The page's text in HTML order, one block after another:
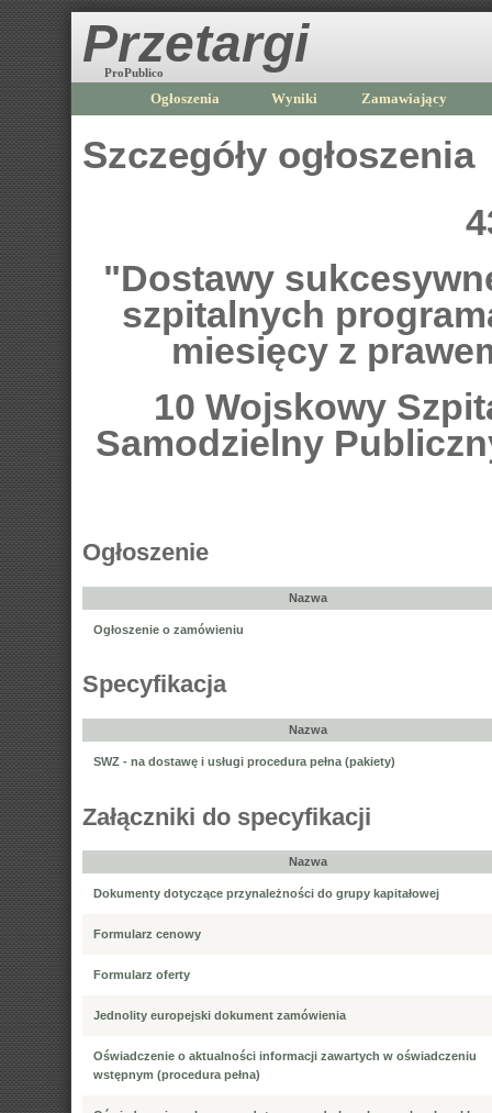
Przetargi
ProPublico
Ogłoszenia Wyniki Zamawiający
Szczegóły ogłoszenia
"Dostawy
szpitalnych
miesięcy z
10 Wojskowy
Samodzielny
Ogłoszenie
Nazwa
Ogłoszenie o zamówieniu
Specyfikacja
Nazwa
SWZ - na dostawę i usługi procedura pełna (pakiety)
Załączniki do specyfikacji
Nazwa
Dokumenty dotyczące przynależności do grupy kapitałowej
Formularz cenowy
Formularz oferty
Jednolity europejski dokument zamówienia
Oświadczenie o aktualności informacji zawartych w oświadczeniu
wstępnym (procedura pełna)